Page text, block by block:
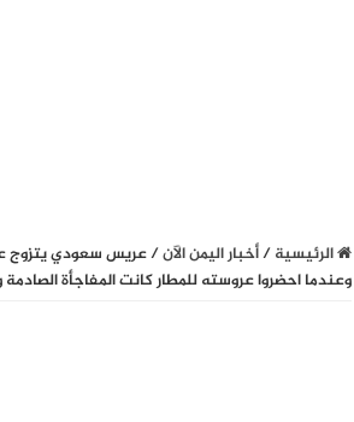
الرئيسية / أخبار اليمن الآن / عريس سعودي يتزوج
وعندما احضروا عروسته للمطار كانت المفاجأة